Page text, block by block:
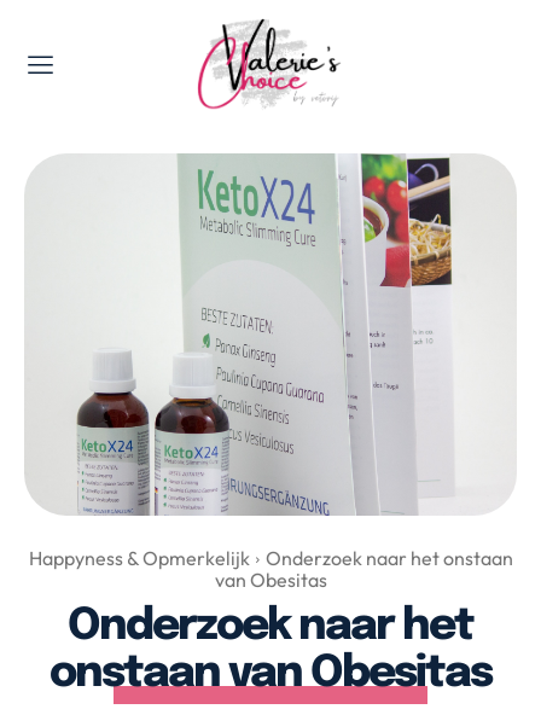
Valerie's Topics
Travel & Culture
Food & Drinks
Happyness & Opmerkelijk
Lifestyle, Sport & Duurzaamheid
Gadgets & Tech
Top 5 van Valerie
Health & Beauty
Huis & Tuin
Nieuws & Media
Over Valerie
Over Valerie
De Top 5
Contact
Happyness & Opmerkelijk
Onderzoek naar het onstaan
van Obesitas
Onderzoek naar het
onstaan van Obesitas